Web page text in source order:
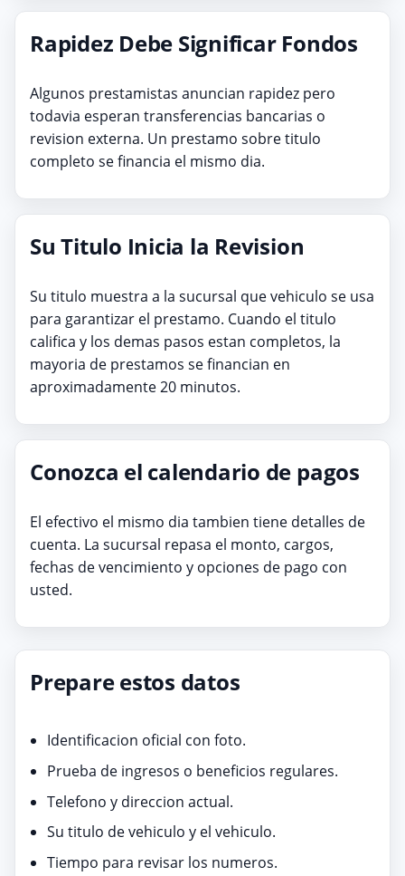
Rapidez Debe Significar Fondos
Algunos prestamistas anuncian rapidez pero
todavia esperan transferencias bancarias o
revision externa. Un prestamo sobre titulo
completo se financia el mismo dia.
Su Titulo Inicia la Revision
Su titulo muestra a la sucursal que vehiculo se usa
para garantizar el prestamo. Cuando el titulo
califica y los demas pasos estan completos, la
mayoria de prestamos se financian en
aproximadamente 20 minutos.
Conozca el calendario de pagos
El efectivo el mismo dia tambien tiene detalles de
cuenta. La sucursal repasa el monto, cargos,
fechas de vencimiento y opciones de pago con
usted.
Prepare estos datos
Identificacion oficial con foto.
Prueba de ingresos o beneficios regulares.
Telefono y direccion actual.
Su titulo de vehiculo y el vehiculo.
Tiempo para revisar los numeros.